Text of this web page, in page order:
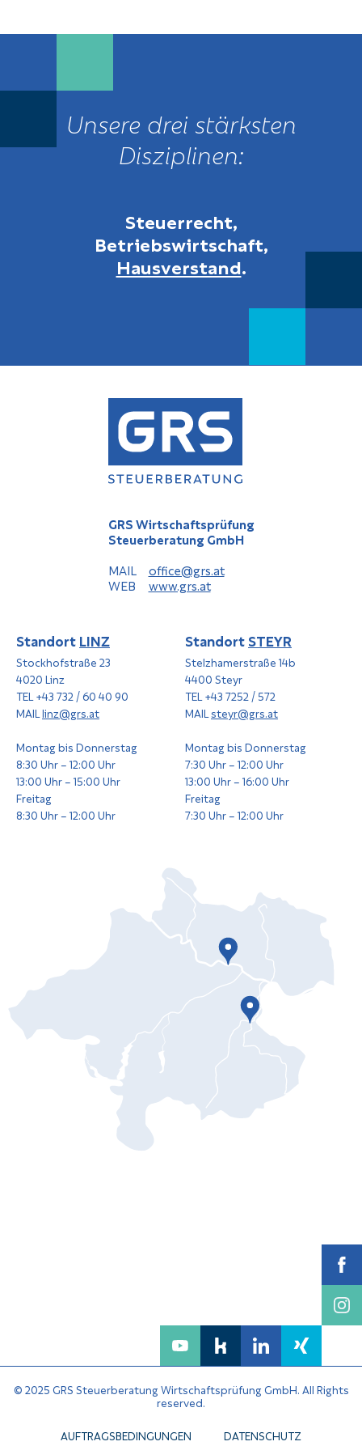
Unsere drei stärksten
Disziplinen:
Steuerrecht,
Betriebswirtschaft,
Hausverstand.
GRS Wirtschaftsprüfung
Steuerberatung GmbH
MAIL
office@grs.at
WEB www.grs.at
StandortLINZ
Stockhofstraße 23
4020 Linz
TEL +43 732 / 60 40 90
MAIL linz@grs.at
Montag bis Donnerstag
8:30 Uhr – 12:00 Uhr
13:00 Uhr – 15:00 Uhr
Freitag
8:30 Uhr – 12:00 Uhr
StandortSTEYR
Stelzhamerstraße 14b
4400 Steyr
TEL +43 7252 / 572
MAIL steyr@grs.at
Montag bis Donnerstag
7:30 Uhr – 12:00 Uhr
13:00 Uhr – 16:00 Uhr
Freitag
7:30 Uhr – 12:00 Uhr
© 2025 GRS Steuerberatung Wirtschaftsprüfung GmbH. All Rights
reserved.
AUFTRAGSBEDINGUNGEN
DATENSCHUTZ